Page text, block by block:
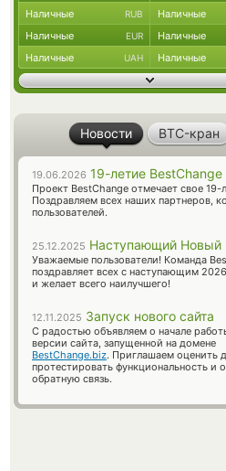
Наличные RUB Наличные
Наличные EUR Наличные
Наличные UAH Наличные
Новости BTC-кран
19.06.2026 19-летие BestChange
Проект BestChange отмечает свое 19-
Поздравляем всех наших партнеров,
пользователей.
25.12.2025 Наступающий Новый
Уважаемые пользователи! Команда
поздравляет всех с наступающим
и желает всего наилучшего!
12.11.2025 Запуск нового сайта
С радостью объявляем о начале
версии сайта, запущенной на домене
BestChange.biz. Приглашаем оценить
протестировать функциональность и
обратную связь.